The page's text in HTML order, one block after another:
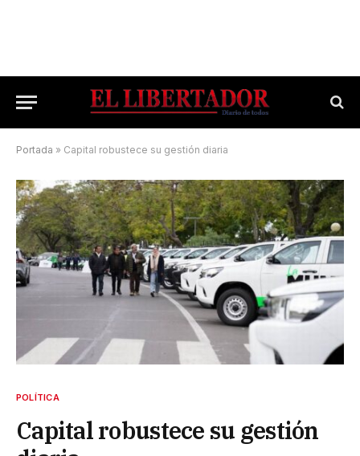
Portada » Capital robustece su gestión diaria
POLÍTICA
Capital robustece su gestión